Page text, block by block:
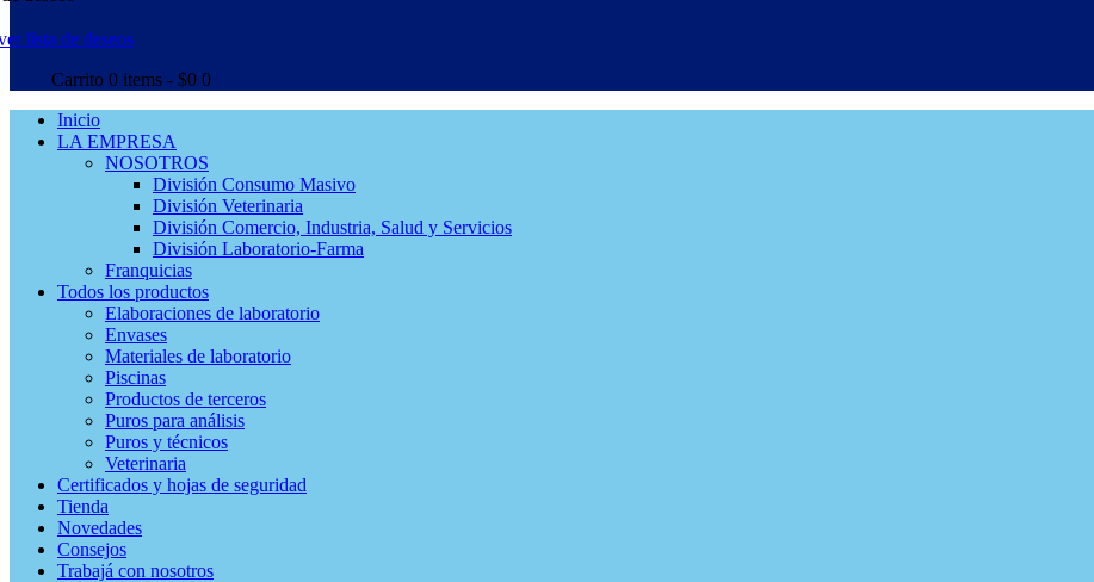
lista de deseos
Carrito 0 items - $0 0
Inicio
LA EMPRESA
NOSOTROS
División Consumo Masivo
División Veterinaria
División Comercio, Industria, Salud y Servicios
División Laboratorio-Farma
Franquicias
Todos los productos
Elaboraciones de laboratorio
Envases
Materiales de laboratorio
Piscinas
Productos de terceros
Puros para análisis
Puros y técnicos
Veterinaria
Certificados y hojas de seguridad
Tienda
Novedades
Consejos
Trabajá con nosotros